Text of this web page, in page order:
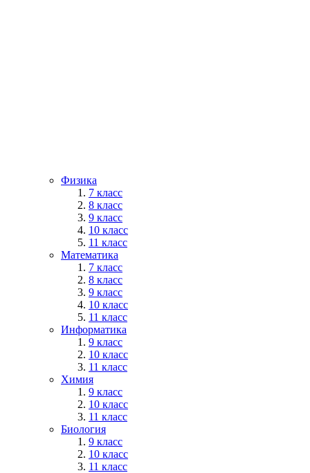
Физика
7 класс
8 класс
9 класс
10 класс
11 класс
Математика
7 класс
8 класс
9 класс
10 класс
11 класс
Информатика
9 класс
10 класс
11 класс
Химия
9 класс
10 класс
11 класс
Биология
9 класс
10 класс
11 класс